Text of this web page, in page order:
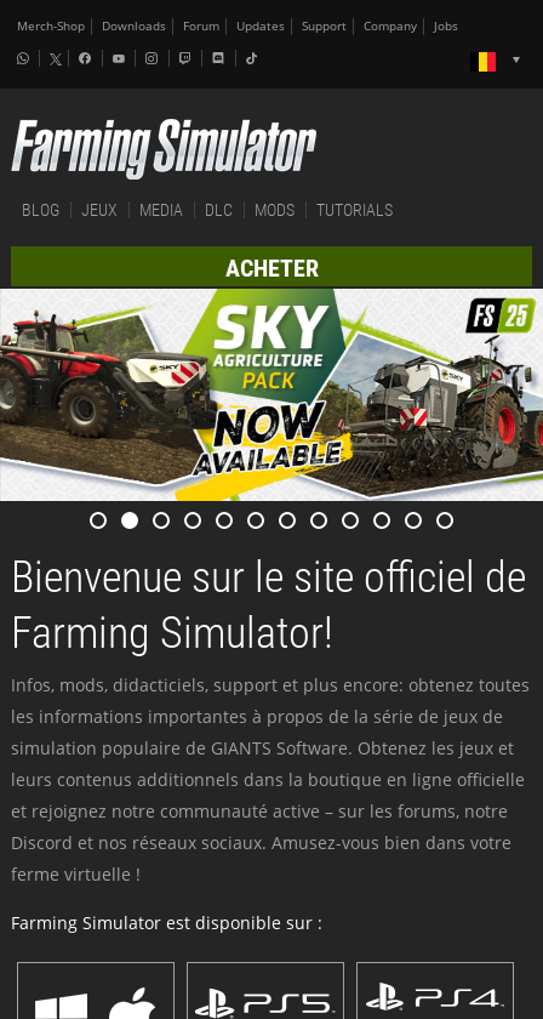
Merch-Shop Downloads Forum Updates Support Company Jobs
BLOG JEUX MEDIA DLC MODS TUTORIALS
ACHETER
Bienvenue sur le site officiel de
Farming Simulator!
Infos, mods, didacticiels, support et plus encore: obtenez toutes
les informations importantes à propos de la série de jeux de
simulation populaire de GIANTS Software. Obtenez les jeux et
leurs contenus additionnels dans la boutique en ligne officielle
et rejoignez notre communauté active – sur les forums, notre
Discord et nos réseaux sociaux. Amusez-vous bien dans votre
ferme virtuelle !
Farming Simulator est disponible sur :